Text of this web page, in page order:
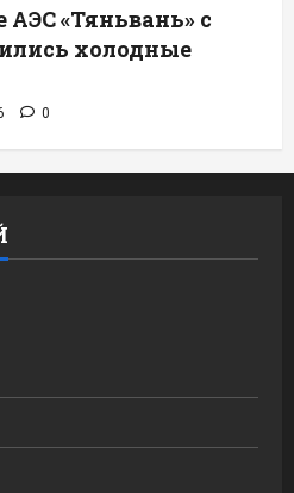
«Тяньвань» с
холодные
0